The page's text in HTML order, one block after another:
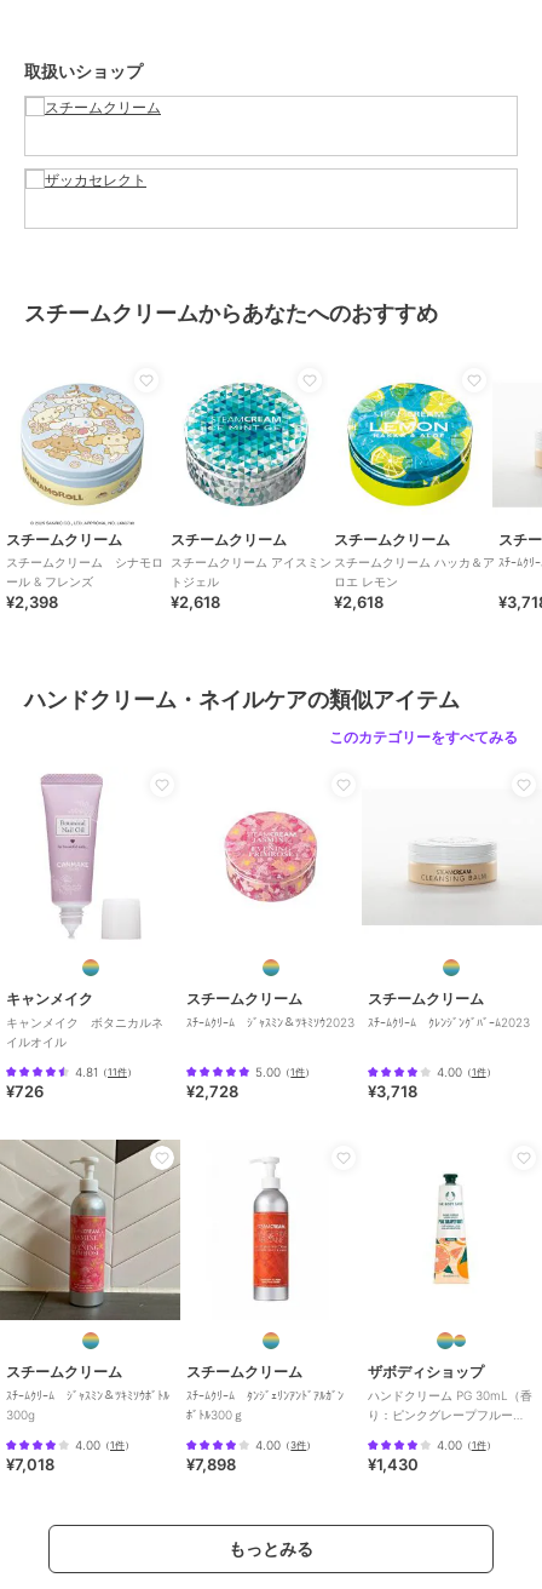
ハンドクリーム・ネイルケア
原産国 日本
取扱いショップ
スチームクリームからあなたへのおすすめ
スチームクリーム
スチームクリーム シナモロ
ール & フレンズ
¥2,398
スチームクリーム
スチームクリーム アイスミン
トジェル
¥2,618
スチームクリーム
スチームクリーム ハッカ＆ア
ロエ レモン
¥2,618
スチ
ｽﾁｰﾑｸﾘ
ハンドクリーム・ネイルケアの類似アイテム
このカテゴリーをすべてみる
キャンメイク
キャンメイク ボタニカルネ
イルオイル
4.81 （11件）
¥726
スチームクリーム
ｽﾁｰﾑｸﾘｰﾑ ｼﾞｬｽﾐﾝ＆ﾂｷﾐｿｳ2023
5.00 （1件）
¥2,728
スチームクリーム
ｽﾁｰﾑｸﾘｰﾑ ｸﾚﾝｼﾞﾝｸﾞﾊﾞｰﾑ2023
4.00（1件）
¥3,718
スチームクリーム
ｽﾁｰﾑｸﾘｰﾑ ｼﾞｬｽﾐﾝ＆ﾂｷﾐｿｳﾎﾞﾄﾙ
300g
4.00 （1件）
¥7,018
スチームクリーム
ｽﾁｰﾑｸﾘｰﾑ ﾀﾝｼﾞｪﾘﾝｱﾝﾄﾞｱﾙｶﾞﾝ
ﾎﾞﾄﾙ300ｇ
4.00 （3件）
¥7,898
ザボディショップ
ハンドクリーム PG 30mL（香
り：ピンクグレープフルー
4.00（1件）
¥1,430
もっとみる